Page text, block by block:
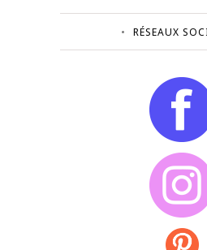
RÉSEAUX